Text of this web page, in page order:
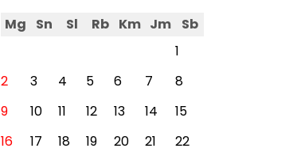
Mg Sn Sl Rb Km Jm
Sb
1
2
3 4 5 6 7
8
9
10 11 12 13 14
15
16
17 18 19 20 21
22